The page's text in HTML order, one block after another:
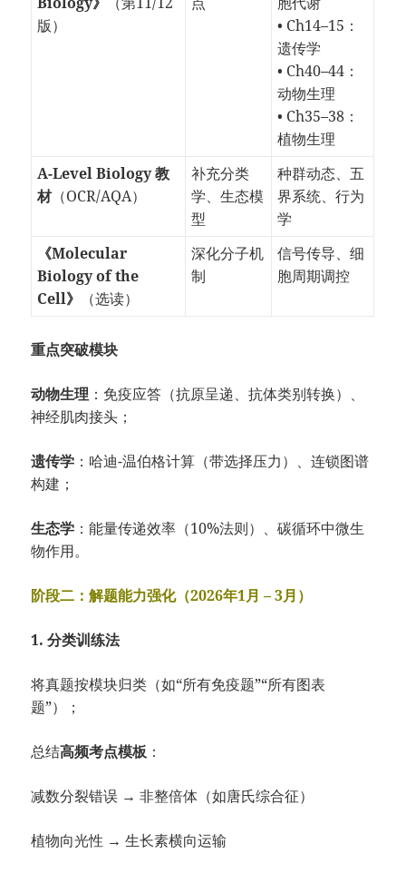
版）
• Ch14–15：
遗传学
• Ch40–44：
动物生理
• Ch35–38：
植物生理
A-Level Biology 教
材（OCR/AQA）
补充分类
学、生态模
型
种群动态、五
界系统、行为
学
《Molecular
Biology of the
Cell》
（选读）
深化分子机
制
信号传导、细
胞周期调控
重点突破模块
动物生理 ：免疫应答（抗原呈递、抗体类别转换）、
神经肌肉接头；
遗传学 ：哈迪-温伯格计算（带选择压力）、连锁图谱
构建；
生态学 ：能量传递效率（10%法则）、碳循环中微生
物作用。
阶段二：解题能力强化（2026年1月 – 3月）
1. 分类训练法
将真题按模块归类（如“所有免疫题”“所有图表
题”）；
总结高频考点模板 ：
减数分裂错误 → 非整倍体（如唐氏综合征）
植物向光性 → 生长素横向运输